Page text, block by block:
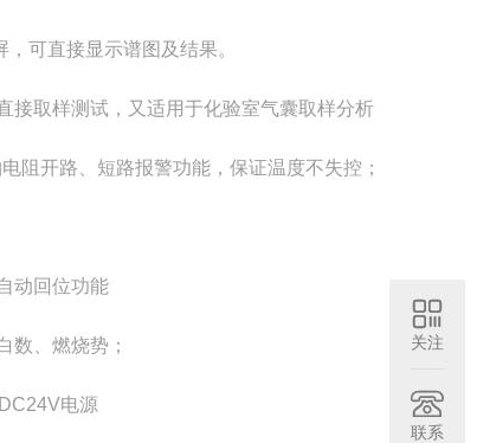
可直接显示谱图及结果。
接取样测试，又适用于化验室气囊取样分析
阻开路、短路报警功能，保证温度不失控；
动回位功能
数、燃烧势；
电源
关注
联系